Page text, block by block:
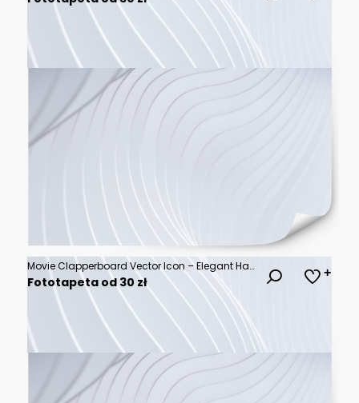
Movie Clapperboard Vector Icon – Elegant Hand-Drawn Minimalist Line Art Illustration with Scalable Outlines, Perfect for Film Production, Cinema, Entertainment Media, and Creative Design Applications
Fototapeta od 30 zł